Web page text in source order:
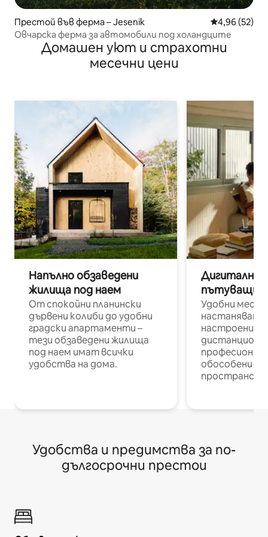
Престой във ферма – Jesenik Средна
4,96 (52)
Овчарска ферма за автомобили под холандците
Домашен уют и страхотни
месечни цени
Напълно обзаведени
жилища под наем
От спокойни планински
дървени колиби до удобни
градски апартаменти –
тези обзаведени жилища
под наем имат всички
удобства на дома.
Дигитални
пътуващи
Удобни
настаняване
настроени и
обособени
Удобства и предимства за по-
дългосрочни престои